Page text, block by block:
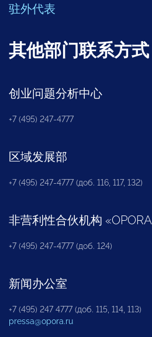
驻外代表
其他部门联系方式
创业问题分析中心
+7 (495) 247-4777
区域发展部
+7 (495) 247-4777 (доб. 116, 117, 132)
非营利性合伙机构 «OPORA
+7 (495) 247-4777 (доб. 124)
新闻办公室
+7 (495) 247 4777 (доб. 115, 114, 113)
pressa@opora.ru